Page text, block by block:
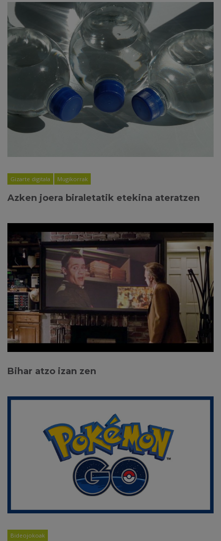
Gizarte digitala Mugikorrak
Azken joera biraletatik etekina ateratzen
Bihar atzo izan zen
Bideojokoak